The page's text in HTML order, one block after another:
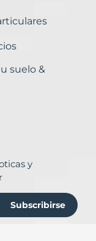
suelo &
y
Subscribirse